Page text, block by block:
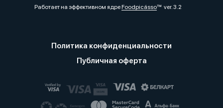
Работает на эффективном ядреFoodpicássover. 3.2
Политика конфиденциальности
Публичная оферта